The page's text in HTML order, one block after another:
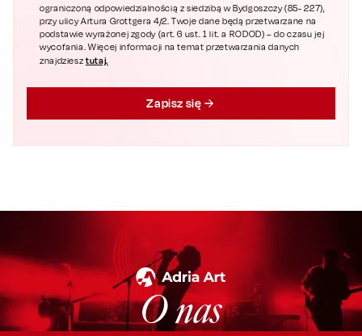
ograniczoną odpowiedzialnością z siedzibą w Bydgoszczy (85- 227),
przy ulicy Artura Grottgera 4/2. Twoje dane będą przetwarzane na
podstawie wyrażonej zgody (art. 6 ust. 1 lit. a RODOD) – do czasu jej
wycofania. Więcej informacji na temat przetwarzania danych
znajdziesztutaj.
Zapisz się
O nas